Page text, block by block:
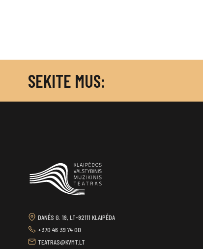
SEKITE MUS:
DANĖS G. 19, LT-92111 KLAIPĖDA
+370 46 39 74 00
TEATRAS@KVMT.LT